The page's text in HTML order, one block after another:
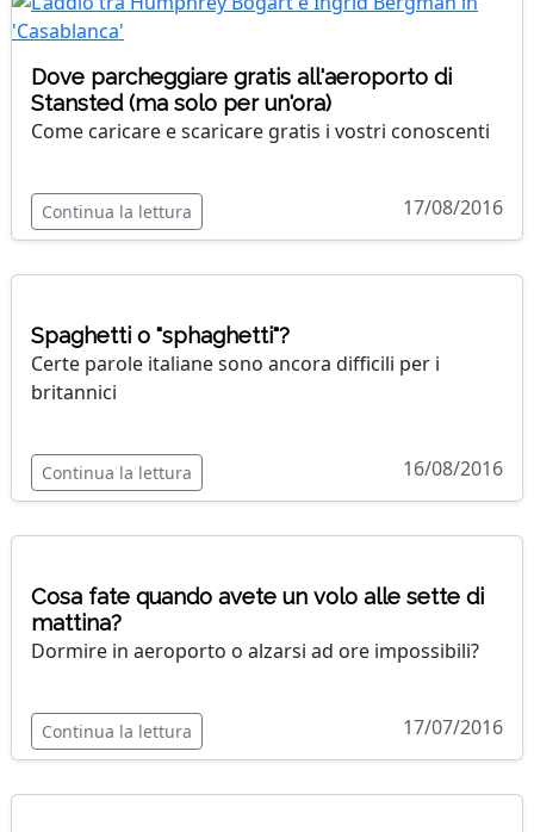
Dove parcheggiare gratis all'aeroporto di
Stansted (ma solo per un'ora)
Come caricare e scaricare gratis i vostri conoscenti
Continua la lettura 17/08/2016
Spaghetti o "sphaghetti"?
Certe parole italiane sono ancora difficili per i
britannici
Continua la lettura 16/08/2016
Cosa fate quando avete un volo alle sette di
mattina?
Dormire in aeroporto o alzarsi ad ore impossibili?
Continua la lettura 17/07/2016